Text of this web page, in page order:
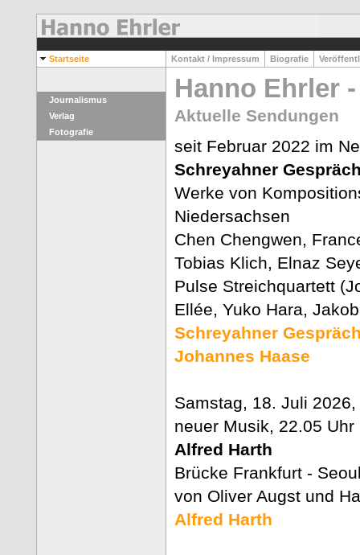
Startseite Kontakt / Impressum Biografie
Journalismus
Verlag
Fotografie
Hanno Ehrler
Aktuelle Sendungen
seit Februar 2022 im
Schreyahner
Werke von
Niedersachsen
Chen Chengwen,
Tobias Klich, Elnaz
Pulse Streichquartett
Ellée, Yuko Hara,
Schreyahner
Johannes Haase
Samstag, 18. Juli
neuer Musik, 22.05
Alfred Harth
Brücke Frankfurt -
von Oliver Augst und
Alfred Harth